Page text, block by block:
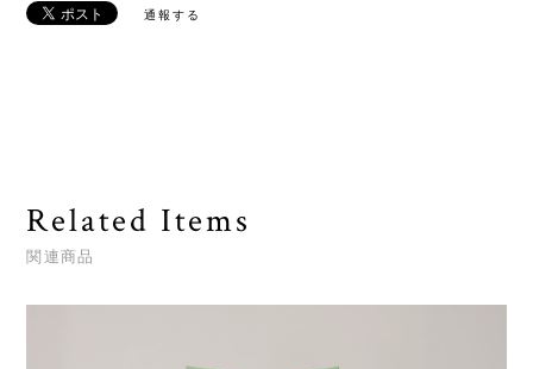
通報する
Related Items
関連商品